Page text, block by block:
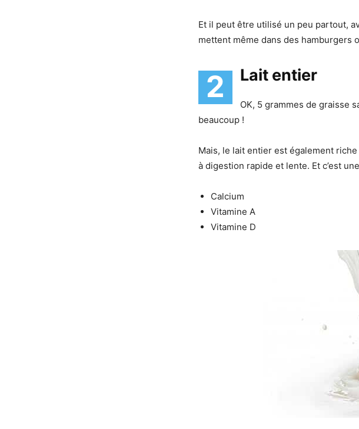
Et il peut être utilisé un peu partout,
mettent même dans des hamburgers
2 Lait entier
OK, 5 grammes de graisse
beaucoup !
Mais, le lait entier est également
à digestion rapide et lente. Et c’est
Calcium
Vitamine A
Vitamine D